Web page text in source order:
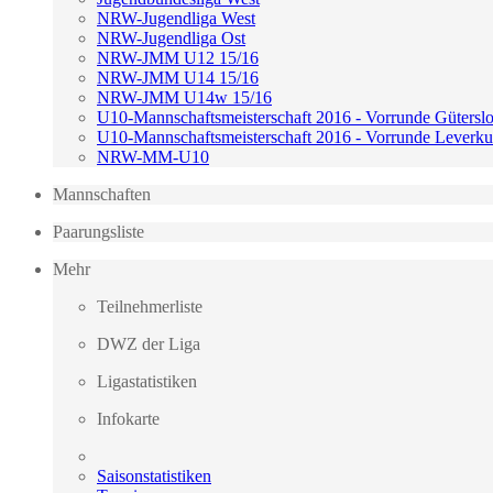
NRW-Jugendliga West
NRW-Jugendliga Ost
NRW-JMM U12 15/16
NRW-JMM U14 15/16
NRW-JMM U14w 15/16
U10-Mannschaftsmeisterschaft 2016 - Vorrunde
U10-Mannschaftsmeisterschaft 2016 - Vorrunde
NRW-MM-U10
Mannschaften
Paarungsliste
Mehr
Teilnehmerliste
DWZ der Liga
Ligastatistiken
Infokarte
Saisonstatistiken